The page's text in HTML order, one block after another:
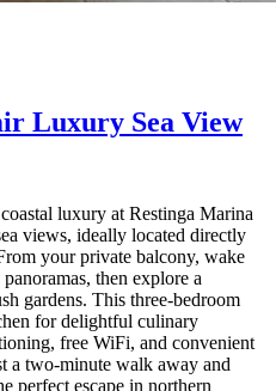
Luxury Sea View
luxury at Restinga Marina
views, ideally located directly
your private balcony, wake
then explore a
gardens. This three-bedroom
for delightful culinary
free WiFi, and convenient
a two-minute walk away and
perfect escape in northern